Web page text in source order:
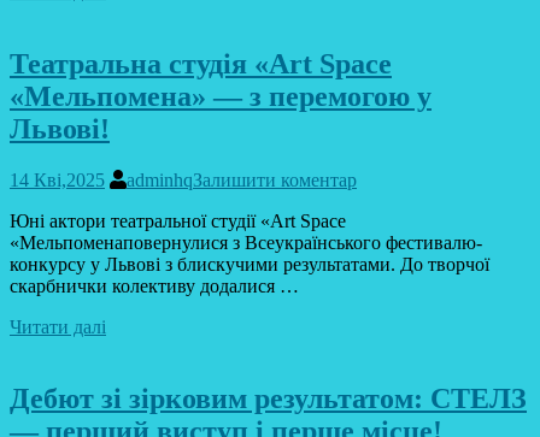
Театральна студія «Art Space
«Мельпомена» — з перемогою у
Львові!
14 Кві,2025 adminhqЗалишити коментар
Юні актори театральної студії «Art Space
«Мельпоменаповернулися з Всеукраїнського фестивалю-
конкурсу у Львові з блискучими результатами. До творчої
скарбнички колективу додалися …
Читати далі
Дебют зі зірковим результатом: СТЕЛЗ